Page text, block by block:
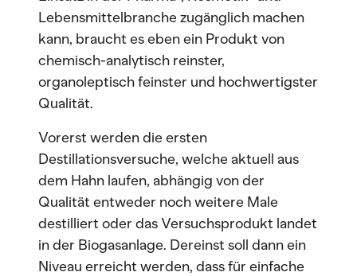
Lebensmittelbranche zugänglich machen
kann, braucht es eben ein Produkt von
chemisch-analytisch reinster,
organoleptisch feinster und hochwertigster
Qualität.
Vorerst werden die ersten
Destillationsversuche, welche aktuell aus
dem Hahn laufen, abhängig von der
Qualität entweder noch weitere Male
destilliert oder das Versuchsprodukt landet
in der Biogasanlage. Dereinst soll dann ein
Niveau erreicht werden, dass für einfache